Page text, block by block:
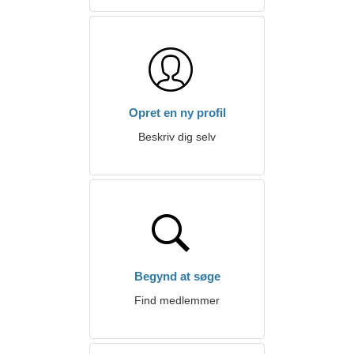
Opret en ny profil
Beskriv dig selv
Begynd at søge
Find medlemmer